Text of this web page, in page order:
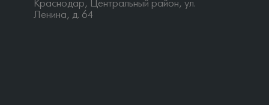
Краснодар, Центральный район, ул.
Ленина, д. 64